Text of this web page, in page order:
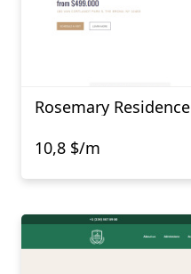
Rosemary Residence
10,8 $/m